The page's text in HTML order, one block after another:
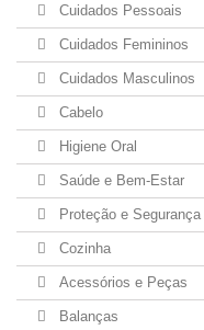
Cuidados Pessoais
Cuidados Femininos
Cuidados Masculinos
Cabelo
Higiene Oral
Saúde e Bem-Estar
Proteção e Segurança
Cozinha
Acessórios e Peças
Balanças